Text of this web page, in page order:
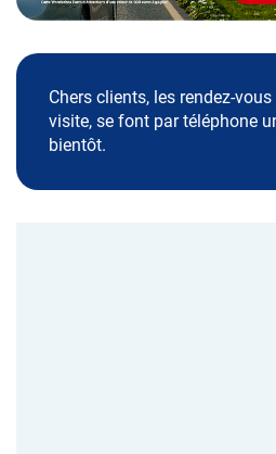
Chers clients, les rendez-
visite, se font par téléphone
bientôt.